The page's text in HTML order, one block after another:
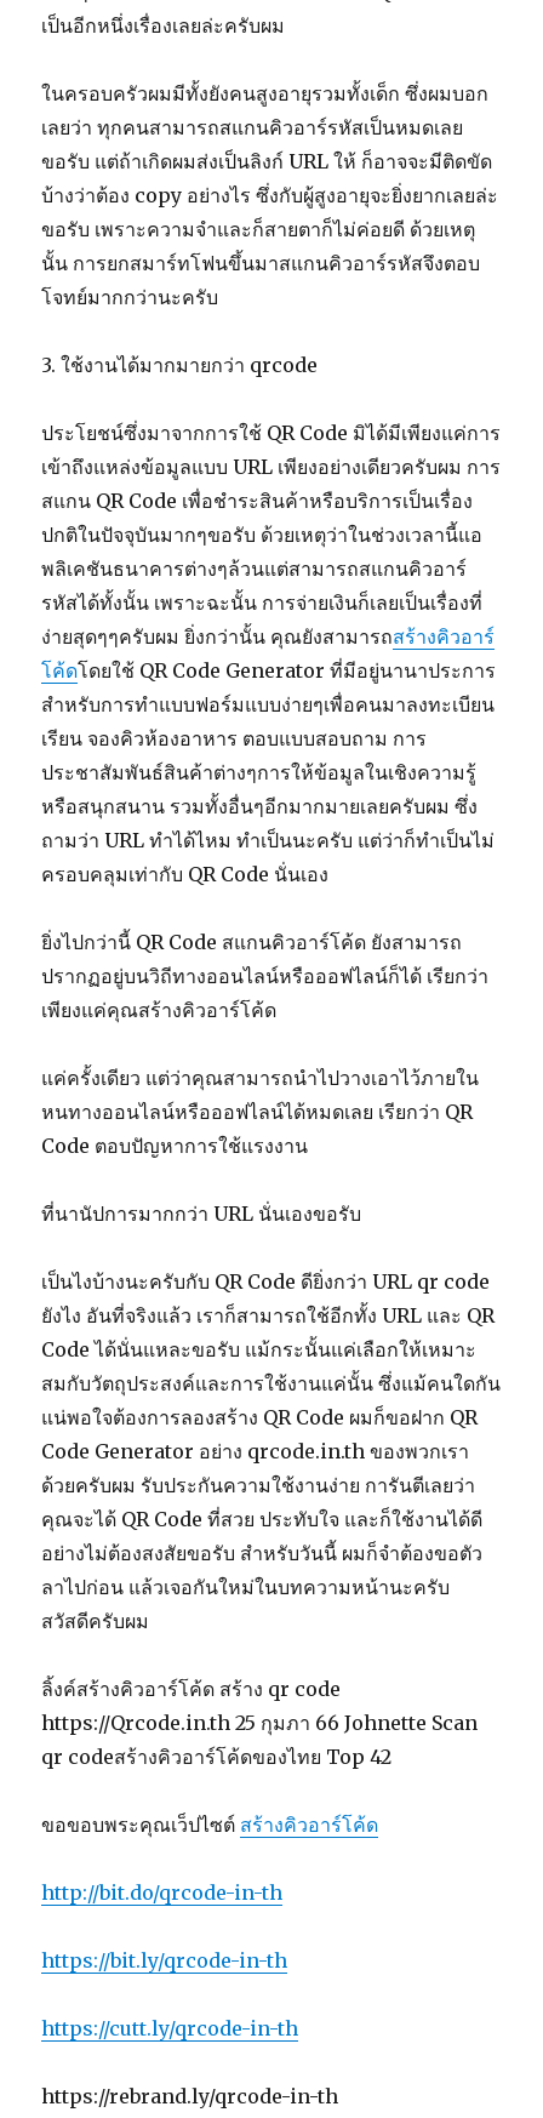
เป็นอีกหนึ่งเรื่องเลยล่ะครับผม
ในครอบครัวผมมีทั้งยังคนสูงอายุรวมทั้งเด็ก ซึ่งผมบอก
เลยว่า ทุกคนสามารถสแกนคิวอาร์รหัสเป็นหมดเลย
ขอรับ แต่ถ้าเกิดผมส่งเป็นลิงก์ URL ให้ ก็อาจจะมีติดขัด
บ้างว่าต้อง copy อย่างไร ซึ่งกับผู้สูงอายุจะยิ่งยากเลยล่ะ
ขอรับ เพราะความจำและก็สายตาก็ไม่ค่อยดี ด้วยเหตุ
นั้น การยกสมาร์ทโฟนขึ้นมาสแกนคิวอาร์รหัสจึงตอบ
โจทย์มากกว่านะครับ
3. ใช้งานได้มากมายกว่า qrcode
ประโยชน์ซึ่งมาจากการใช้ QR Code มิได้มีเพียงแค่การ
เข้าถึงแหล่งข้อมูลแบบ URL เพียงอย่างเดียวครับผม การ
สแกน QR Code เพื่อชำระสินค้าหรือบริการเป็นเรื่อง
ปกติในปัจจุบันมากๆขอรับ ด้วยเหตุว่าในช่วงเวลานี้แอ
พลิเคชันธนาคารต่างๆล้วนแต่สามารถสแกนคิวอาร์
รหัสได้ทั้งนั้น เพราะฉะนั้น การจ่ายเงินก็เลยเป็นเรื่องที่
ง่ายสุดๆๆครับผม ยิ่งกว่านั้น คุณยังสามารถสร้างคิวอาร์
โค้ดโดยใช้ QR Code Generator ที่มีอยู่นานาประการ
สำหรับการทำแบบฟอร์มแบบง่ายๆเพื่อคนมาลงทะเบียน
เรียน จองคิวห้องอาหาร ตอบแบบสอบถาม การ
ประชาสัมพันธ์สินค้าต่างๆการให้ข้อมูลในเชิงความรู้
หรือสนุกสนาน รวมทั้งอื่นๆอีกมากมายเลยครับผม ซึ่ง
ถามว่า URL ทำได้ไหม ทำเป็นนะครับ แต่ว่าก็ทำเป็นไม่
ครอบคลุมเท่ากับ QR Code นั่นเอง
ยิ่งไปกว่านี้ QR Code สแกนคิวอาร์โค้ด ยังสามารถ
ปรากฏอยู่บนวิถีทางออนไลน์หรือออฟไลน์ก็ได้ เรียกว่า
เพียงแค่คุณสร้างคิวอาร์โค้ด
แค่ครั้งเดียว แต่ว่าคุณสามารถนำไปวางเอาไว้ภายใน
หนทางออนไลน์หรือออฟไลน์ได้หมดเลย เรียกว่า QR
Code ตอบปัญหาการใช้แรงงาน
ที่นานัปการมากกว่า URL นั่นเองขอรับ
เป็นไงบ้างนะครับกับ QR Code ดียิ่งกว่า URL qr code
ยังไง อันที่จริงแล้ว เราก็สามารถใช้อีกทั้ง URL และ QR
Code ได้นั่นแหละขอรับ แม้กระนั้นแค่เลือกให้เหมาะ
สมกับวัตถุประสงค์และการใช้งานแค่นั้น ซึ่งแม้คนใดกัน
แน่พอใจต้องการลองสร้าง QR Code ผมก็ขอฝาก QR
Code Generator อย่าง qrcode.in.th ของพวกเรา
ด้วยครับผม รับประกันความใช้งานง่าย การันตีเลยว่า
คุณจะได้ QR Code ที่สวย ประทับใจ และก็ใช้งานได้ดี
อย่างไม่ต้องสงสัยขอรับ สำหรับวันนี้ ผมก็จำต้องขอตัว
ลาไปก่อน แล้วเจอกันใหม่ในบทความหน้านะครับ
สวัสดีครับผม
ลิ้งค์สร้างคิวอาร์โค้ด สร้าง qr code
https://Qrcode.in.th 25 กุมภา 66 Johnette Scan
qr codeสร้างคิวอาร์โค้ดของไทย Top 42
ขอขอบพระคุณเว็ปไซต์ สร้างคิวอาร์โค้ด
http://bit.do/qrcode-in-th
https://bit.ly/qrcode-in-th
https://cutt.ly/qrcode-in-th
https://rebrand.ly/qrcode-in-th